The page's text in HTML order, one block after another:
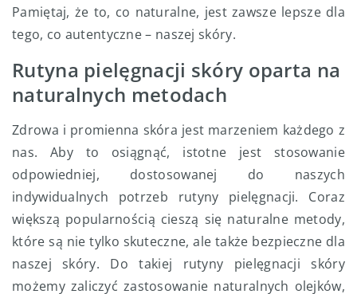
Pamiętaj, że to, co naturalne, jest zawsze lepsze dla
tego, co autentyczne – naszej skóry.
Rutyna pielęgnacji skóry oparta na
naturalnych metodach
Zdrowa i promienna skóra jest marzeniem każdego z
nas. Aby to osiągnąć, istotne jest stosowanie
odpowiedniej, dostosowanej do naszych
indywidualnych potrzeb rutyny pielęgnacji. Coraz
większą popularnością cieszą się naturalne metody,
które są nie tylko skuteczne, ale także bezpieczne dla
naszej skóry. Do takiej rutyny pielęgnacji skóry
możemy zaliczyć zastosowanie naturalnych olejków,